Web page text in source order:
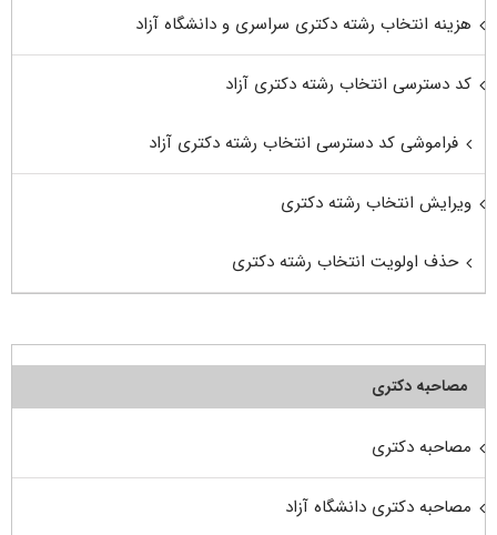
هزینه انتخاب رشته دکتری سراسری و دانشگاه آزاد
کد دسترسی انتخاب رشته دکتری آزاد
فراموشی کد دسترسی انتخاب رشته دکتری آزاد
ویرایش انتخاب رشته دکتری
حذف اولویت انتخاب رشته دکتری
مصاحبه دکتری
مصاحبه دکتری
مصاحبه دکتری دانشگاه آزاد